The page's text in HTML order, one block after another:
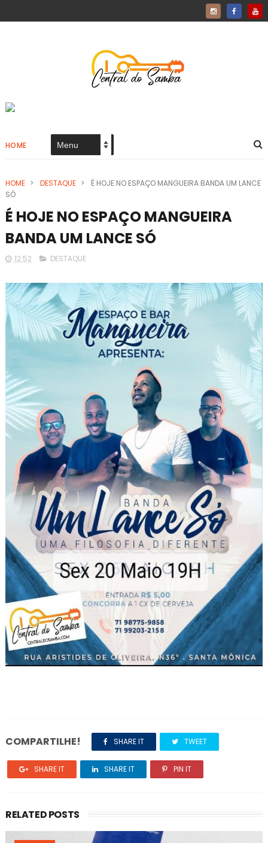
HOME
HOME > DESTAQUE >
É HOJE NO ESPAÇO MANGUEIRA BANDA UM LANCE
SÓ
É HOJE NO ESPAÇO MANGUEIRA
BANDA UM LANCE SÓ
12:52 DESTAQUE
COMPARTILHE! SHARE IT TWEET
SHARE IT SHARE IT PIN IT
RELATED POSTS